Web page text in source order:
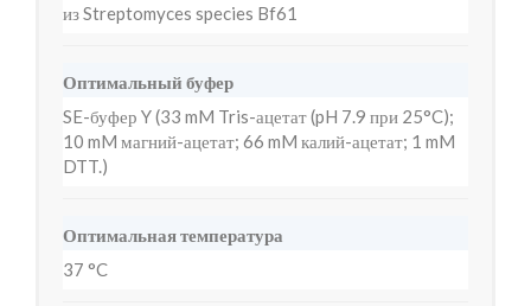
из Streptomyces species Bf61
Оптимальный буфер
SE-буфер Y (33 mM Tris-ацетат (pH 7.9 при 25°C);
10 mM магний-ацетат; 66 mM калий-ацетат; 1 mM
DTT.)
Оптимальная температура
37 °C